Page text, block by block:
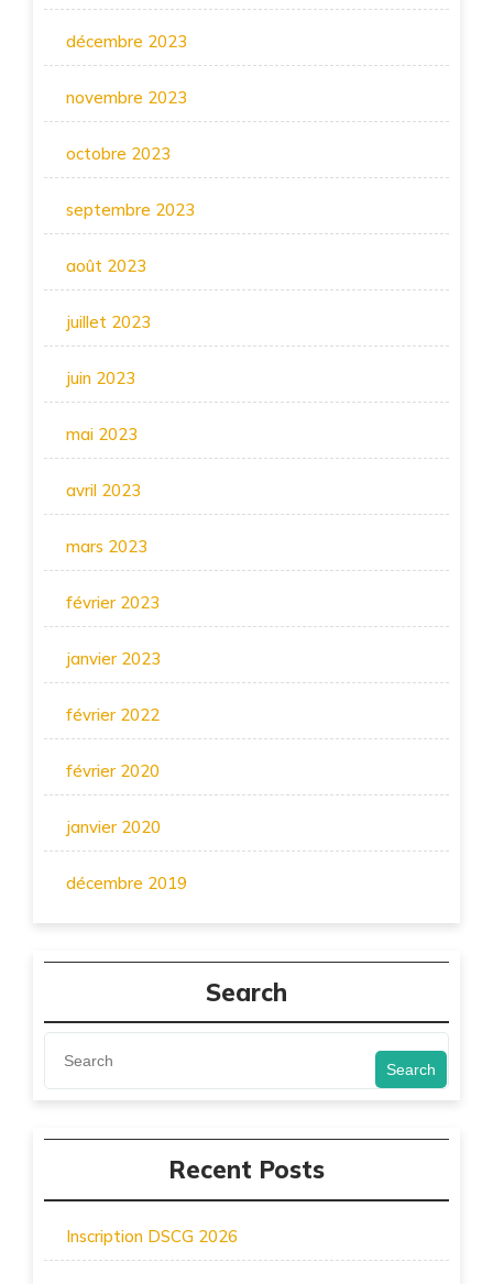
décembre 2023
novembre 2023
octobre 2023
septembre 2023
août 2023
juillet 2023
juin 2023
mai 2023
avril 2023
mars 2023
février 2023
janvier 2023
février 2022
février 2020
janvier 2020
décembre 2019
Search
Search
Recent Posts
Inscription DSCG 2026